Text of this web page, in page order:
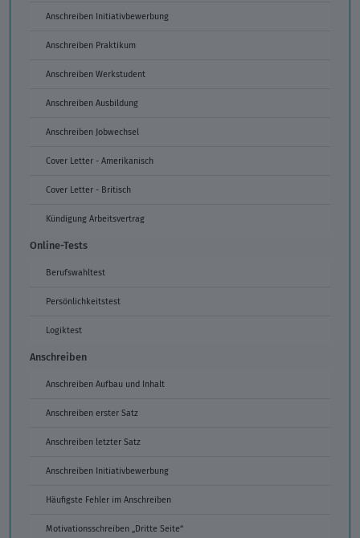
Anschreiben Initiativbewerbung
Anschreiben Praktikum
Anschreiben Werkstudent
Anschreiben Ausbildung
Anschreiben Jobwechsel
Cover Letter - Amerikanisch
Cover Letter - Britisch
Kündigung Arbeitsvertrag
Online-Tests
Berufswahltest
Persönlichkeitstest
Logiktest
Anschreiben
Anschreiben Aufbau und Inhalt
Anschreiben erster Satz
Anschreiben letzter Satz
Anschreiben Initiativbewerbung
Häufigste Fehler im Anschreiben
Motivationsschreiben „Dritte Seite“